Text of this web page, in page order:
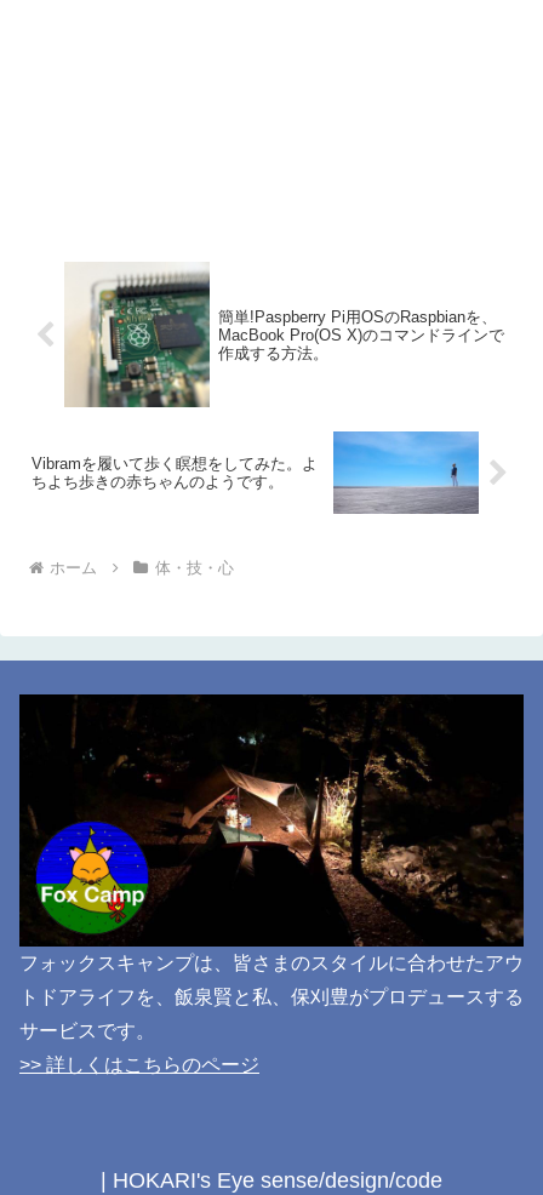
簡単!Paspberry Pi用OSのRaspbianを、
MacBook Pro(OS X)のコマンドラインで
作成する方法。
Vibramを履いて歩く瞑想をしてみた。よ
ちよち歩きの赤ちゃんのようです。
ホーム 体・技・心
フォックスキャンプは、皆さまのスタイルに合わせたアウ
トドアライフを、飯泉賢と私、保刈豊がプロデュースする
サービスです。
>> 詳しくはこちらのページ
| HOKARI's Eye sense/design/code